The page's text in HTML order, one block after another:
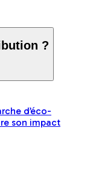
?
d’éco-
son impact